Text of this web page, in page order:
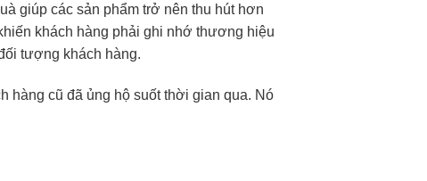
giúp các sản phẩm trở nên thu hút hơn
khách hàng phải ghi nhớ thương hiệu
tượng khách hàng.
hàng cũ đã ủng hộ suốt thời gian qua. Nó